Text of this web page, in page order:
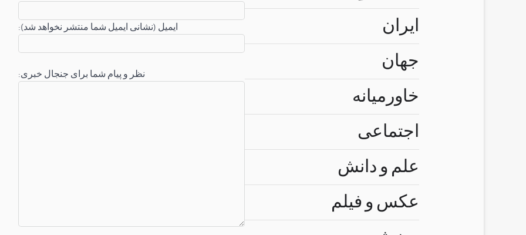
ایران
جهان
خاورمیانه
اجتماعی
علم و دانش
عکس و فیلم
:ایمیل (نشانی ایمیل شما منتشر نخواهد شد)
:نظر و پیام شما برای جنجال خبری